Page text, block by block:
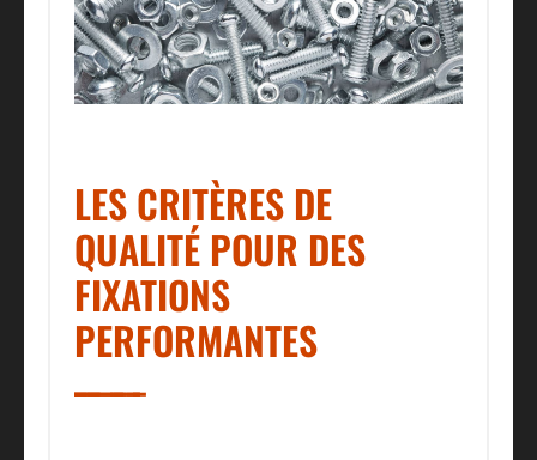
LES CRITÈRES DE
QUALITÉ POUR DES
FIXATIONS
PERFORMANTES